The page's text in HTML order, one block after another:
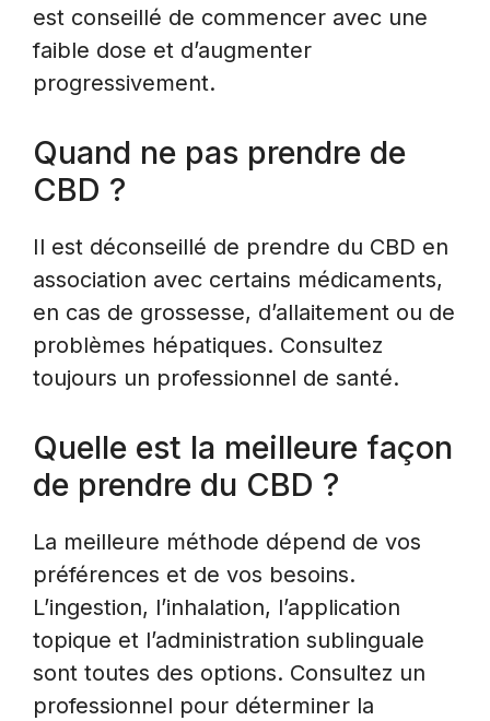
est conseillé de commencer avec une
faible dose et d’augmenter
progressivement.
Quand ne pas prendre de
CBD ?
Il est déconseillé de prendre du CBD en
association avec certains médicaments,
en cas de grossesse, d’allaitement ou de
problèmes hépatiques. Consultez
toujours un professionnel de santé.
Quelle est la meilleure façon
de prendre du CBD ?
La meilleure méthode dépend de vos
préférences et de vos besoins.
L’ingestion, l’inhalation, l’application
topique et l’administration sublinguale
sont toutes des options. Consultez un
professionnel pour déterminer la